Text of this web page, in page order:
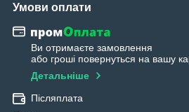
Умови оплати
Ви отримаєте замовлення
або гроші повернуться на вашу
Детальніше
Післяплата